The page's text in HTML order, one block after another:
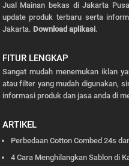
Jual Mainan bekas di Jakarta
update produk terbaru serta
Jakarta. Download aplikasi.
FITUR LENGKAP
Sangat mudah menemukan iklan
atau filter yang mudah digunakan,
informasi produk dan jasa anda di
ARTIKEL
Perbedaan Cotton Combed 24s
4 Cara Menghilangkan Sablon di